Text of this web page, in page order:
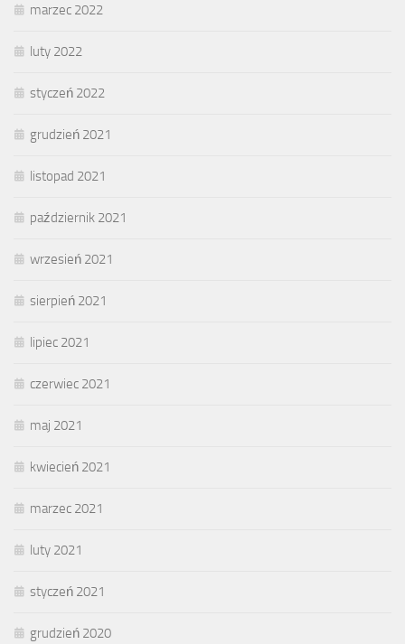
marzec 2022
luty 2022
styczeń 2022
grudzień 2021
listopad 2021
październik 2021
wrzesień 2021
sierpień 2021
lipiec 2021
czerwiec 2021
maj 2021
kwiecień 2021
marzec 2021
luty 2021
styczeń 2021
grudzień 2020